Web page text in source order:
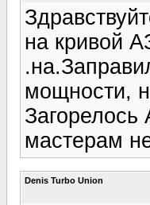
на кривой
мощности,
мастерам
Denis Turbo Union